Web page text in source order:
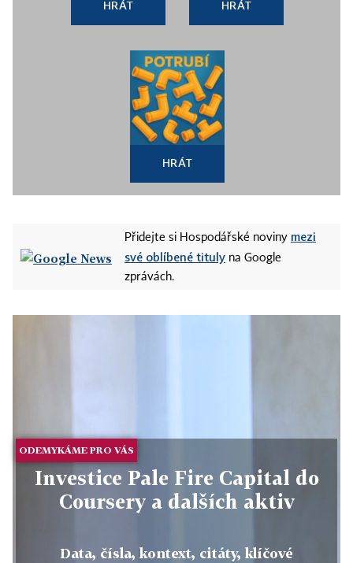
HRÁT HRÁT
HRÁT
Přidejte si Hospodářské noviny mezi
své oblíbené tituly na Google
zprávách.
ODEMYKÁME PRO VÁS
Investice Pale Fire Capital do
Coursery a dalších aktiv
Data, čísla, kontext, citáty, klíčové